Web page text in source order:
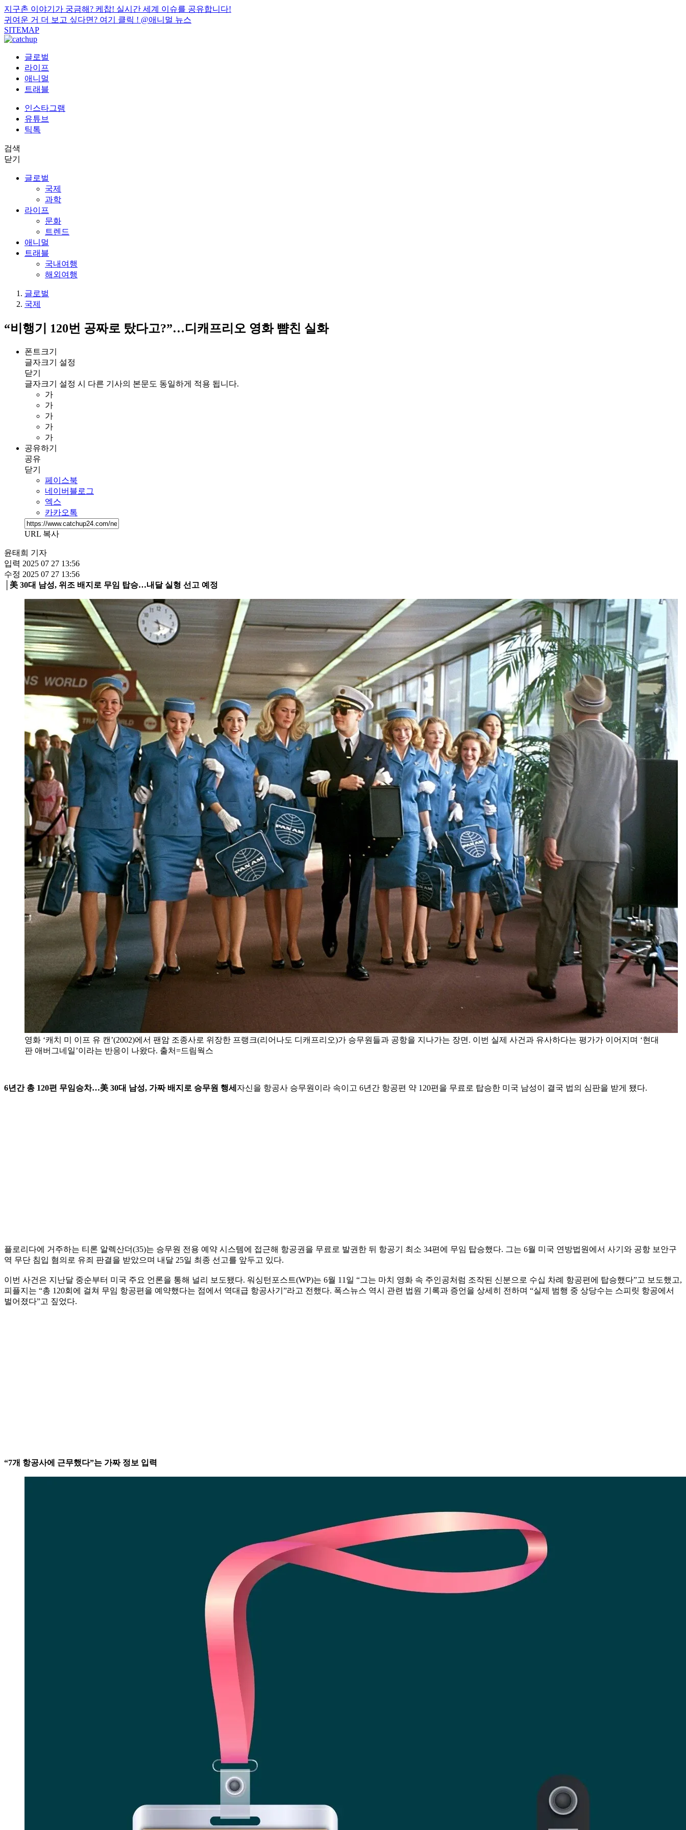
지구촌 이야기가 궁금해? 케찹! 실시간 세계 이슈를 공유합니다!
귀여운 거 더 보고 싶다면? 여기 클릭 ! @애니멀 뉴스
SITEMAP
글로벌
라이프
애니멀
트래블
인스타그램
유튜브
틱톡
검색
닫기
글로벌
국제
과학
라이프
문화
트렌드
애니멀
트래블
국내여행
해외여행
글로벌
국제
“비행기 120번 공짜로 탔다고?”…디캐프리오 영화 뺨친 실화
폰트크기
글자크기 설정
닫기
글자크기 설정 시 다른 기사의 본문도 동일하게 적용 됩니다.
가
가
가
가
가
공유하기
공유
닫기
페이스북
네이버블로그
엑스
카카오톡
URL 복사
윤태희 기자
입력 2025 07 27 13:56
수정 2025 07 27 13:56
│美 30대 남성, 위조 배지로 무임 탑승…내달 실형 선고 예정
영화 ‘캐치 미 이프 유 캔’(2002)에서 팬암 조종사로 위장한 프랭크(리어나도 디캐프리오)가 승무원들과 공항을 지나가는 장면. 이번 실제 사건과 유사하다는 평가가 이어지며 ‘현대
판 애버그네일’이라는 반응이 나왔다. 출처=드림웍스
6년간 총 120편 무임승차…美 30대 남성, 가짜 배지로 승무원 행세 자신을 항공사 승무원이라 속이고 6년간 항공편 약 120편을 무료로 탑승한 미국 남성이 결국 법의 심판을 받게 됐다.
플로리다에 거주하는 티론 알렉산더(35)는 승무원 전용 예약 시스템에 접근해 항공권을 무료로 발권한 뒤 항공기 최소 34편에 무임 탑승했다. 그는 6월 미국 연방법원에서 사기와 공항 보안구
역 무단 침입 혐의로 유죄 판결을 받았으며 내달 25일 최종 선고를 앞두고 있다.
이번 사건은 지난달 중순부터 미국 주요 언론을 통해 널리 보도됐다. 워싱턴포스트(WP)는 6월 11일 “그는 마치 영화 속 주인공처럼 조작된 신분으로 수십 차례 항공편에 탑승했다”고 보도했고,
피플지는 “총 120회에 걸쳐 무임 항공편을 예약했다는 점에서 역대급 항공사기”라고 전했다. 폭스뉴스 역시 관련 법원 기록과 증언을 상세히 전하며 “실제 범행 중 상당수는 스피릿 항공에서
벌어졌다”고 짚었다.
“7개 항공사에 근무했다”는 가짜 정보 입력